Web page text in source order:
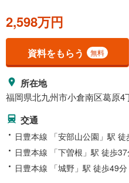
2,598万円
資料をもらう 無料
所在地
福岡県北九州市小倉南区葛原4
交通
日豊本線 「安部山公園」駅 徒
日豊本線 「下曽根」駅 徒歩
日豊本線 「城野」駅 徒歩49分